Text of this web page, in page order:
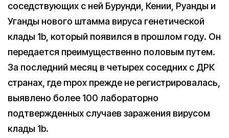
соседствующих с ней Бурунди, Кении, Руанды и
Уганды нового штамма вируса генетической
клады 1b, который появился в прошлом году. Он
передается преимущественно половым путем.
За последний месяц в четырех соседних с ДРК
странах, где mpox прежде не регистрировалась,
выявлено более 100 лабораторно
подтвержденных случаев заражения вирусом
клады 1b.